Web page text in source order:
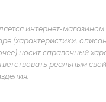
интернет-
(характеристики,
носит справочный
реальным